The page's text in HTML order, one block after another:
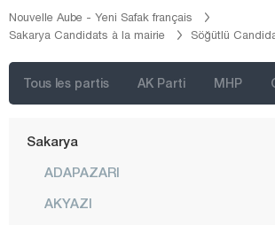
Nouvelle Aube - Yeni Safak français
Sakarya Candidats à la mairie
Söğütlü
Tous les partis AK Parti MHP
Niğde
Ordu
Rize
Sakarya
ADAPAZARI
AKYAZI